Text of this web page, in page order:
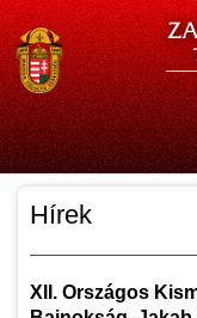
Hírek
XII. Országos